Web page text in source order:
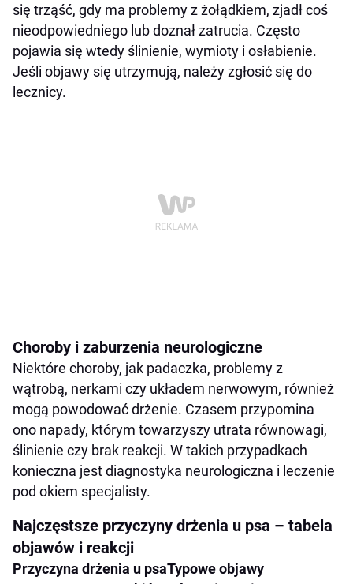
się trząść, gdy ma problemy z żołądkiem, zjadł coś
nieodpowiedniego lub doznał zatrucia. Często
pojawia się wtedy ślinienie, wymioty i osłabienie.
Jeśli objawy się utrzymują, należy zgłosić się do
lecznicy.
Choroby i zaburzenia neurologiczne
Niektóre choroby, jak padaczka, problemy z
wątrobą, nerkami czy układem nerwowym, również
mogą powodować drżenie. Czasem przypomina
ono napady, którym towarzyszy utrata równowagi,
ślinienie czy brak reakcji. W takich przypadkach
konieczna jest diagnostyka neurologiczna i leczenie
pod okiem specjalisty.
Najczęstsze przyczyny drżenia u psa – tabela
objawów i reakcji
Przyczyna drżenia u psaTypowe objawy